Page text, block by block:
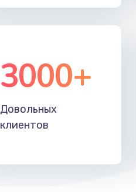
3000+
Довольных
клиентов